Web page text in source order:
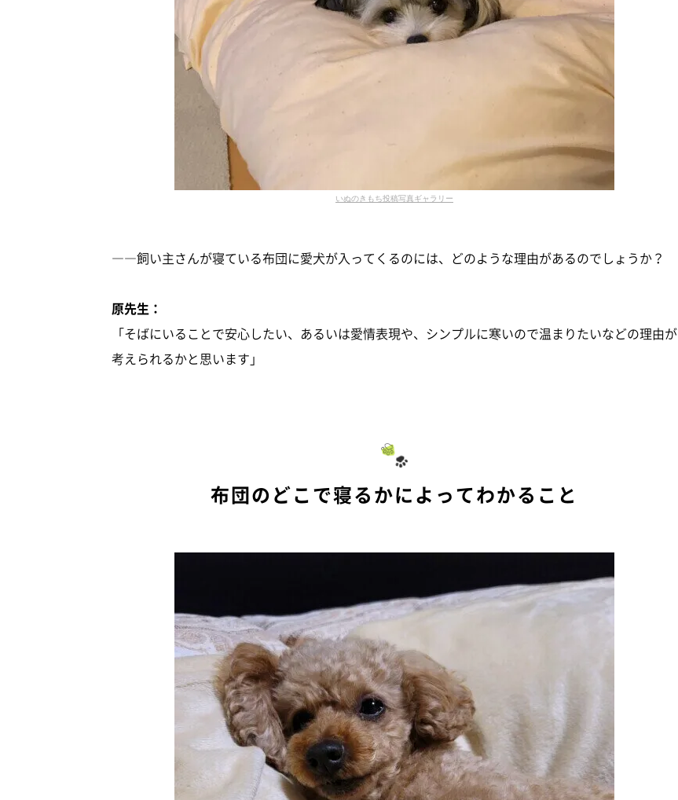
いぬのきもち投稿写真ギャラリー
――飼い主さんが寝ている布団に愛犬が入ってくるのには、どのような理由があるのでしょうか？
原先生：
「そばにいることで安心したい、あるいは愛情表現や、シンプルに寒いので温まりたいなどの理由が
考えられるかと思います」
布団のどこで寝るかによってわかること